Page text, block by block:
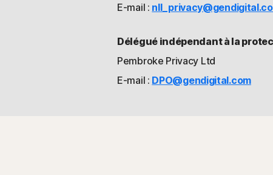
E-mail :
Délégué indépendant à la
Pembroke Privacy Ltd
E-mail : DPO@gendigital.com